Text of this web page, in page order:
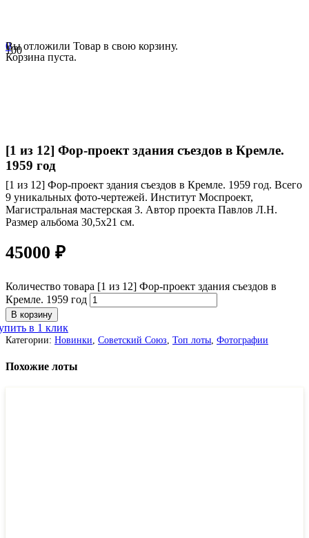
0
Вы отложили Товар в свою корзину.
Корзина пуста.
[1 из 12] Фор-проект здания съездов в Кремле.
1959 год
[1 из 12] Фор-проект здания съездов в Кремле. 1959 год. Всего
9 уникальных фото-чертежей. Институт Моспроект,
Магистральная мастерская 3. Автор проекта Павлов Л.Н.
Размер альбома 30,5х21 см.
45000 ₽
Количество товара [1 из 12] Фор-проект здания съездов в
Кремле. 1959 год
В корзину
в 1 клик
Категории: Новинки Советский Союз Топ лоты Фотографии
Похожие лоты